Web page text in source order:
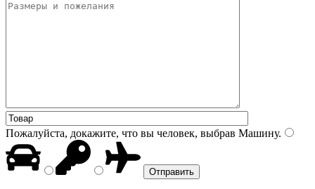
Пожалуйста, докажите, что вы человек, выбрав Машину.